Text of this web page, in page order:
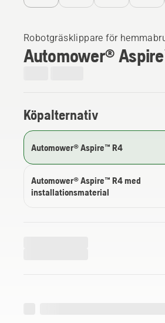
Robotgräsklippare för
Automower®
Köpalternativ
Automower® Aspire™ R4
Automower® Aspire™ R4 med
installationsmaterial